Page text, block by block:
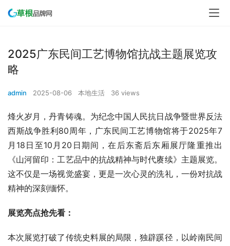
2025广东民间工艺博物馆抗战主题展览攻
略
admin 2025-08-06 本地生活 36 views
烽火岁月，丹青铸魂。为纪念中国人民抗日战争暨世界反法
西斯战争胜利80周年，广东民间工艺博物馆将于2025年7
月18日至10月20日期间，在后东斋后东厢展厅隆重推出
《山河留印：工艺品中的抗战精神与时代赓续》主题展览。
这不仅是一场视觉盛宴，更是一次心灵的洗礼，一份对抗战
精神的深刻缅怀。
展览亮点抢先看：
本次展览打破了传统史料展的局限，独辟蹊径，以岭南民间